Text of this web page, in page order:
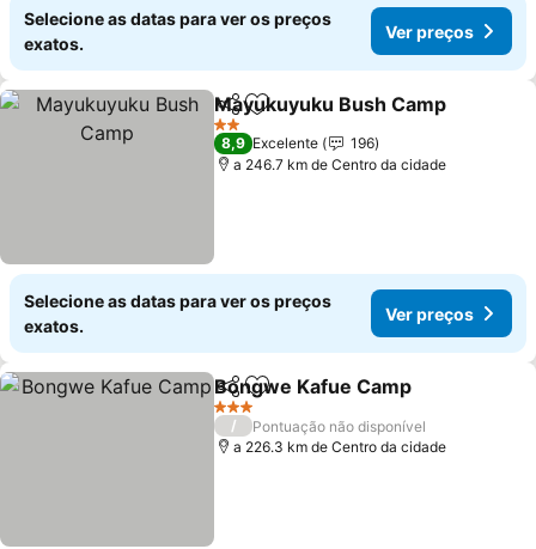
Selecione as datas para ver os preços
exatos.
Ver preços
PartilharAdicionar aos favoritos
Mayukuyuku Bush Camp
2 Estrelas
8,9 Excelente
196
a 246.7 km de Centro da cidade
Selecione as datas para ver os preços
exatos.
Ver preços
PartilharAdicionar aos favoritos
Bongwe Kafue Camp
3 Estrelas
/
Pontuação não disponível
a 226.3 km de Centro da cidade